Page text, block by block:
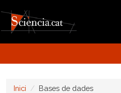
Inici Bases de dades